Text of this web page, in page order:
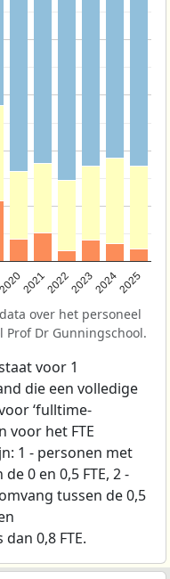
202020212022202320242025
over het personeel
Prof Dr Gunningschool.
voor 1
die een volledige
‘fulltime-
voor het FTE
1 - personen met
0 en 0,5 FTE, 2 -
tussen de 0,5
0,8 FTE.